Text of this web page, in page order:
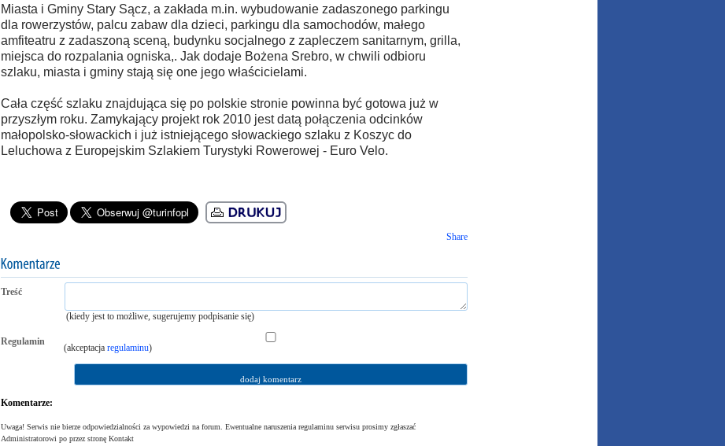
Miasta i Gminy Stary Sącz, a zakłada m.in. wybudowanie zadaszonego parkingu
dla rowerzystów, palcu zabaw dla dzieci, parkingu dla samochodów, małego
amfiteatru z zadaszoną sceną, budynku socjalnego z zapleczem sanitarnym, grilla,
miejsca do rozpalania ogniska,. Jak dodaje Bożena Srebro, w chwili odbioru
szlaku, miasta i gminy stają się one jego właścicielami.
Cała część szlaku znajdująca się po polskie stronie powinna być gotowa już w
przyszłym roku. Zamykający projekt rok 2010 jest datą połączenia odcinków
małopolsko-słowackich i już istniejącego słowackiego szlaku z Koszyc do
Leluchowa z Europejskim Szlakiem Turystyki Rowerowej - Euro Velo.
Share
Treść
(kiedy jest to możliwe, sugerujemy podpisanie się)
Regulamin
(akceptacja regulaminu)
Komentarze:
Uwaga! Serwis nie bierze odpowiedzialności za wypowiedzi na forum. Ewentualne naruszenia regulaminu serwisu prosimy zgłaszać
Administratorowi po przez stronę Kontakt